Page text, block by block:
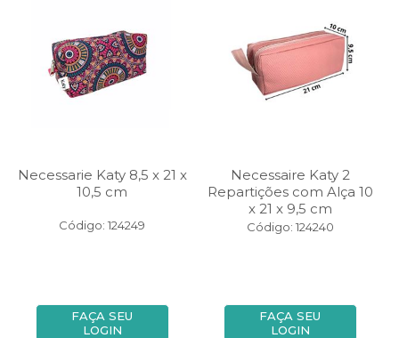
Necessarie Katy 8,5 x 21 x
10,5 cm
Código: 124249
FAÇA SEU
LOGIN
Necessaire Katy 2
Repartições com Alça 10
x 21 x 9,5 cm
Código: 124240
FAÇA SEU
LOGIN